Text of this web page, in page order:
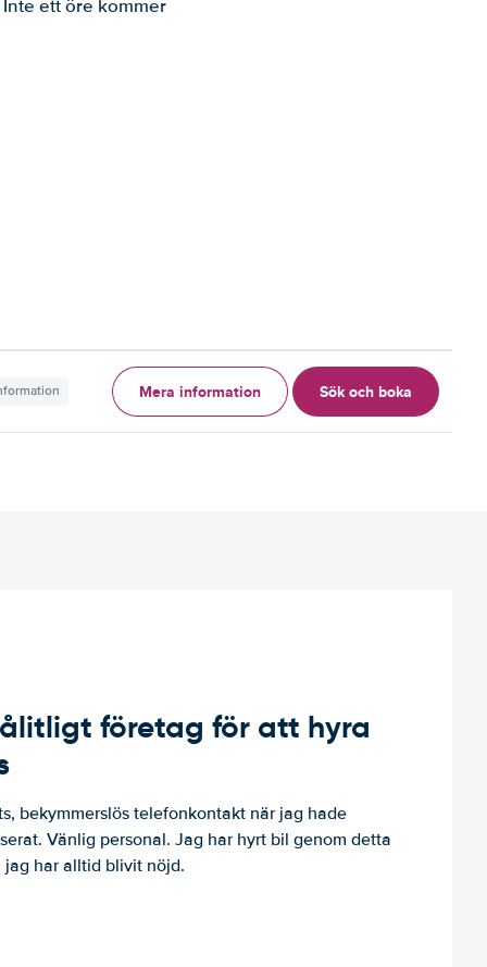
ett öre kommer
Mera information Sök och boka
företag för att hyra
bekymmerslös telefonkontakt när jag hade
Vänlig personal. Jag har hyrt bil genom detta
har alltid blivit nöjd.